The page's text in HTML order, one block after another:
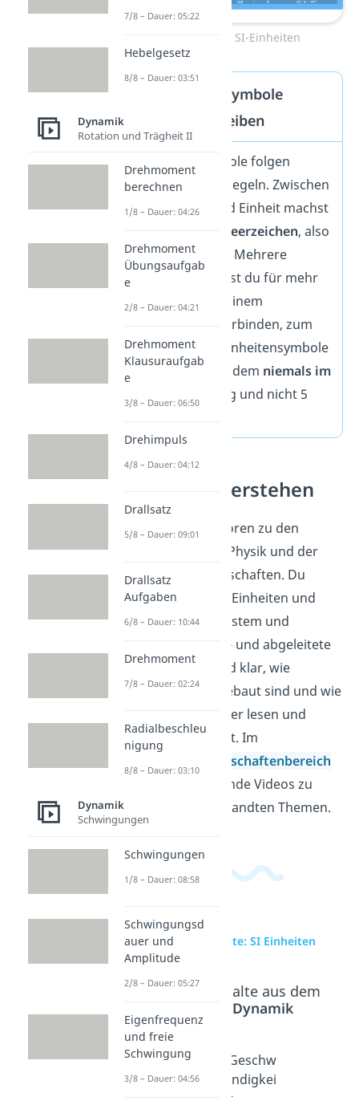
Abgeleitete SI-Einheiten
SI‑Einheitensymbole
korrekt schreiben
Einheitensymbole folgen
festen Schreibregeln. Zwischen
Zahlenwert und Einheit machst
Leerzeichen, also
5 kg, nicht 5kg. Mehrere
Einheiten kannst du für mehr
Übersicht mit einem
verbinden, zum
Beispiel N·m. Einheitensymbole
schreibst du zudem niemals im
, also 5 kg und nicht 5
Einheiten verstehen
SI-Einheiten gehören zu den
Grundlagen der Physik und der
Ingenieurwissenschaften. Du
ordnest Größen, Einheiten und
Vorsätze im SI-System und
vergleichst Basis- und abgeleitete
Einheiten. So wird klar, wie
Messwerte aufgebaut sind und wie
du Einheiten sicher lesen und
einordnen kannst. Im
Ingenieurwissenschaftenbereich
findest du passende Videos zu
diesem und verwandten Themen.
zur Videoseite: SI Einheiten
Beliebte Inhalte aus dem
Dynamik
Joule
Dauer:
Geschw
indigkei
Geschw
indigkei
7/8 – Dauer: 05:22
Hebelgesetz
8/8 – Dauer: 03:51
Dynamik
Rotation und Trägheit II
Drehmoment
berechnen
1/8 – Dauer: 04:26
Drehmoment
Übungsaufgab
e
2/8 – Dauer: 04:21
Drehmoment
Klausuraufgab
e
3/8 – Dauer: 06:50
Drehimpuls
4/8 – Dauer: 04:12
Drallsatz
5/8 – Dauer: 09:01
Drallsatz
Aufgaben
6/8 – Dauer: 10:44
Drehmoment
7/8 – Dauer: 02:24
Radialbeschleu
nigung
8/8 – Dauer: 03:10
Dynamik
Schwingungen
Schwingungen
1/8 – Dauer: 08:58
Schwingungsd
auer und
Amplitude
2/8 – Dauer: 05:27
Eigenfrequenz
und freie
Schwingung
3/8 – Dauer: 04:56